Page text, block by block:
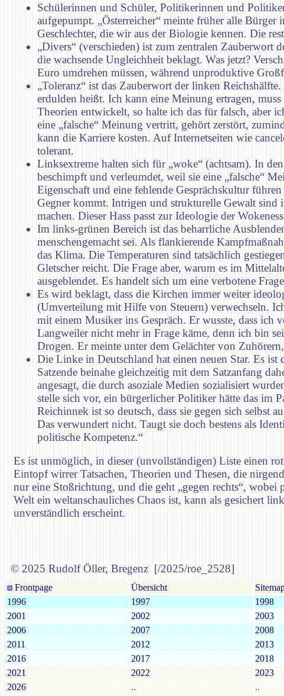
Schülerinnen und Schüler, Politikerinnen und
aufgepumpt. „Österreicher“ meinte früher alle
Geschlechter, die wir aus der Biologie kennen. Die
„Divers“ (verschieden) ist zum zentralen
die wachsende Ungleichheit beklagt. Was jetzt?
Euro umdrehen müssen, während unproduktive
„Toleranz“ ist das Zauberwort der linken
erdulden heißt. Ich kann eine Meinung ertragen,
Theorien entwickelt, so halte ich das für falsch, aber
eine „falsche“ Meinung vertritt, gehört zerstört,
kann die Karriere kosten. Auf Internetseiten wie
tolerant.
Linksextreme halten sich für „woke“ (achtsam). In
beschimpft und verleumdet, weil sie eine „falsche“
Eigenschaft und eine fehlende Gesprächskultur
Gegner kommt. Intrigen und strukturelle Gewalt sind
machen. Dieser Hass passt zur Ideologie der
Im links-grünen Bereich ist das beharrliche
menschengemacht sei. Als flankierende
das Klima. Die Temperaturen sind tatsächlich
Gletscher reicht. Die Frage aber, warum es im
ausgeblendet. Es handelt sich um eine verbotene
Es wird beklagt, dass die Kirchen immer weiter
(Umverteilung mit Hilfe von Steuern) verwechseln.
mit einem Musiker ins Gespräch. Er wusste, dass ich
Langweiler nicht mehr in Frage käme, denn ich bin
Drogen. Er meinte unter dem Gelächter von
Die Linke in Deutschland hat einen neuen Star. Es
Satzende beinahe gleichzeitig mit dem Satzanfang
angesagt, die durch asoziale Medien sozialisiert
stelle sich vor, ein bürgerlicher Politiker hätte das im
Reichinnek ist so deutsch, dass sie gegen sich selbst
Das verwundert nicht. Taugt sie doch bestens als
politische Kompetenz.“
Es ist unmöglich, in dieser (unvollständigen) Liste einen
Eintopf wirrer Tatsachen, Theorien und Thesen, die
nur eine Stoßrichtung, und die geht „gegen rechts“,
Welt ein weltanschauliches Chaos ist, kann als gesichert
unverständlich erscheint.
© 2025 Rudolf Öller, Bregenz [/2025/roe_2528]
Frontpage Übersicht
1996
1997 1998
2001
2002 2003
2006
2007 2008
2011
2012 2013
2016
2017 2018
2021
2022 2023
2026
.. ..